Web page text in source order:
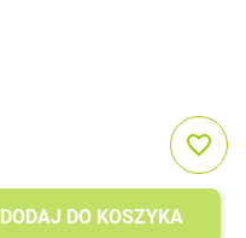
DODAJ DO KOSZYKA
favorite_border